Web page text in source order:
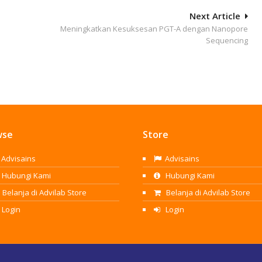
Next Article
Meningkatkan Kesuksesan PGT-A dengan Nanopore
Sequencing
Advisains
Hubungi Kami
Belanja di Advilab Store
Login
Store
Advisains
Hubungi Kami
Belanja di Advilab Store
Login